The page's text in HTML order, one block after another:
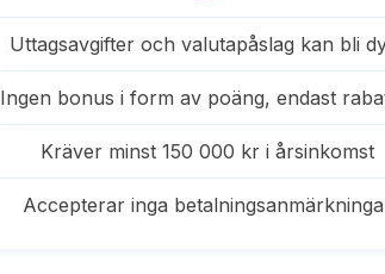
Uttagsavgifter och valutapåslag kan bli
Ingen bonus i form av poäng, endast
Kräver minst 150 000 kr i årsinkomst
Accepterar inga